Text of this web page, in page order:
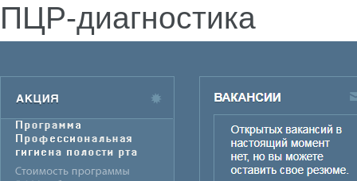
ПЦР-диагностика